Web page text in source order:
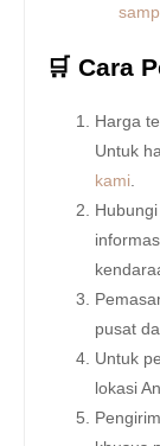
🛒 Cara
Harga
Untuk
kami
pusat
Untuk
lokasi